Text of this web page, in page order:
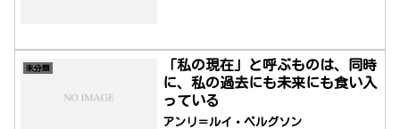
未分類
「私の現在」と呼ぶものは、同時
に、私の過去にも未来にも食い入
っている
アンリ＝ルイ・ベルグソン